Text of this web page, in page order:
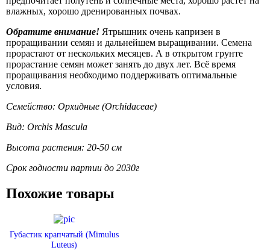
влажных, хорошо дренированных почвах.
Обратите внимание!Ятрышник очень капризен в
проращивании семян и дальнейшем выращивании. Семена
прорастают от нескольких месяцев. А в открытом грунте
прорастание семян может занять до двух лет. Всё время
проращивания необходимо поддерживать оптимальные
условия.
Семейство: Орхидные (Orchidaceae)
Вид: Orchis Mascula
Высота растения: 20-50 см
Срок годности партии до 2030г
Похожие товары
Губастик крапчатый (Mimulus
Luteus)